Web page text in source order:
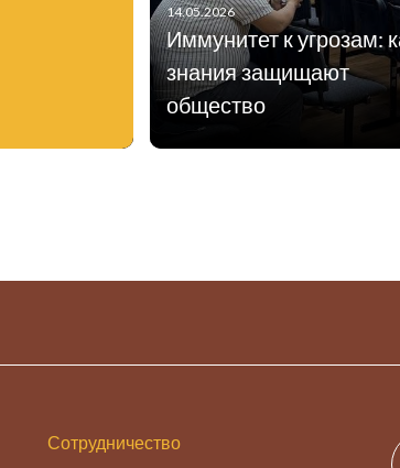
14.05.2026
Иммунитет к угрозам:
знания защищают
общество
Сотрудничество